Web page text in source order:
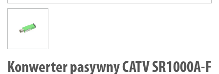
Konwerter pasywny CATV SR1000A-F